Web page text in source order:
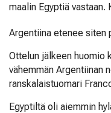
maalin Egyptiä vastaan.
Argentiina etenee siten
Ottelun jälkeen huomio
vähemmän Argentiinan
ranskalaistuomari
Egyptiltä oli aiemmin